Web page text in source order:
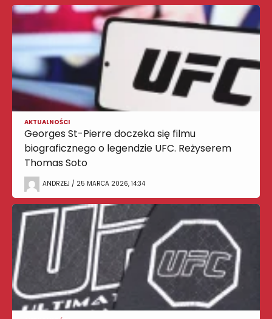
AKTUALNOŚCI
Georges St-Pierre doczeka się filmu
biograficznego o legendzie UFC. Reżyserem
Thomas Soto
ANDRZEJ / 25 MARCA 2026, 14:34